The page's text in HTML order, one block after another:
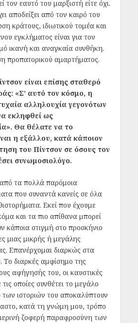
τον εαυτό του μαρξιστή είτε όχι.
αποδείξει από τον καιρό του
κράτους, ιδιωτικού τομέα και
εγκλήματος είναι για τον
ικανή και αναγκαία συνθήκη.
προπατορικού αμαρτήματος.
είναι επίσης σταθερό
«Σ’ αυτό τον κόσμο, η
αλληλουχία γεγονότων
εκληφθεί ως
Θα θέλατε να το
η εξάλλου, κατά κάποιον
του Πίντσον σε όσους τον
συνωμοσιολόγο.
τα πολλά παρόμοια
που συναντά κανείς σε όλα
Εκεί που έχουμε
και τα πιο απίθανα μπορεί
κάποια στιγμή στο προσκήνιο
μιας μικρής ή μεγάλης
Επανέρχομαι διαρκώς στα
Το διαρκές αμφίσημο της
αφήγησής του, οι καυστικές
τις οποίες συνθέτει το μεγάλο
ιστοριών του αποκαλύπτουν
κατά τη γνώμη μου, τρόπο
ζοφερή παραφροσύνη των